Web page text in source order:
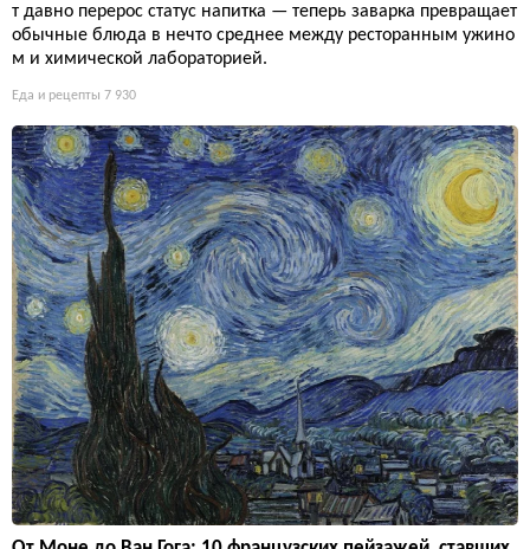
т давно перерос статус напитка — теперь заварка превращает
обычные блюда в нечто среднее между ресторанным ужино
м и химической лабораторией.
Еда и рецепты 7 930